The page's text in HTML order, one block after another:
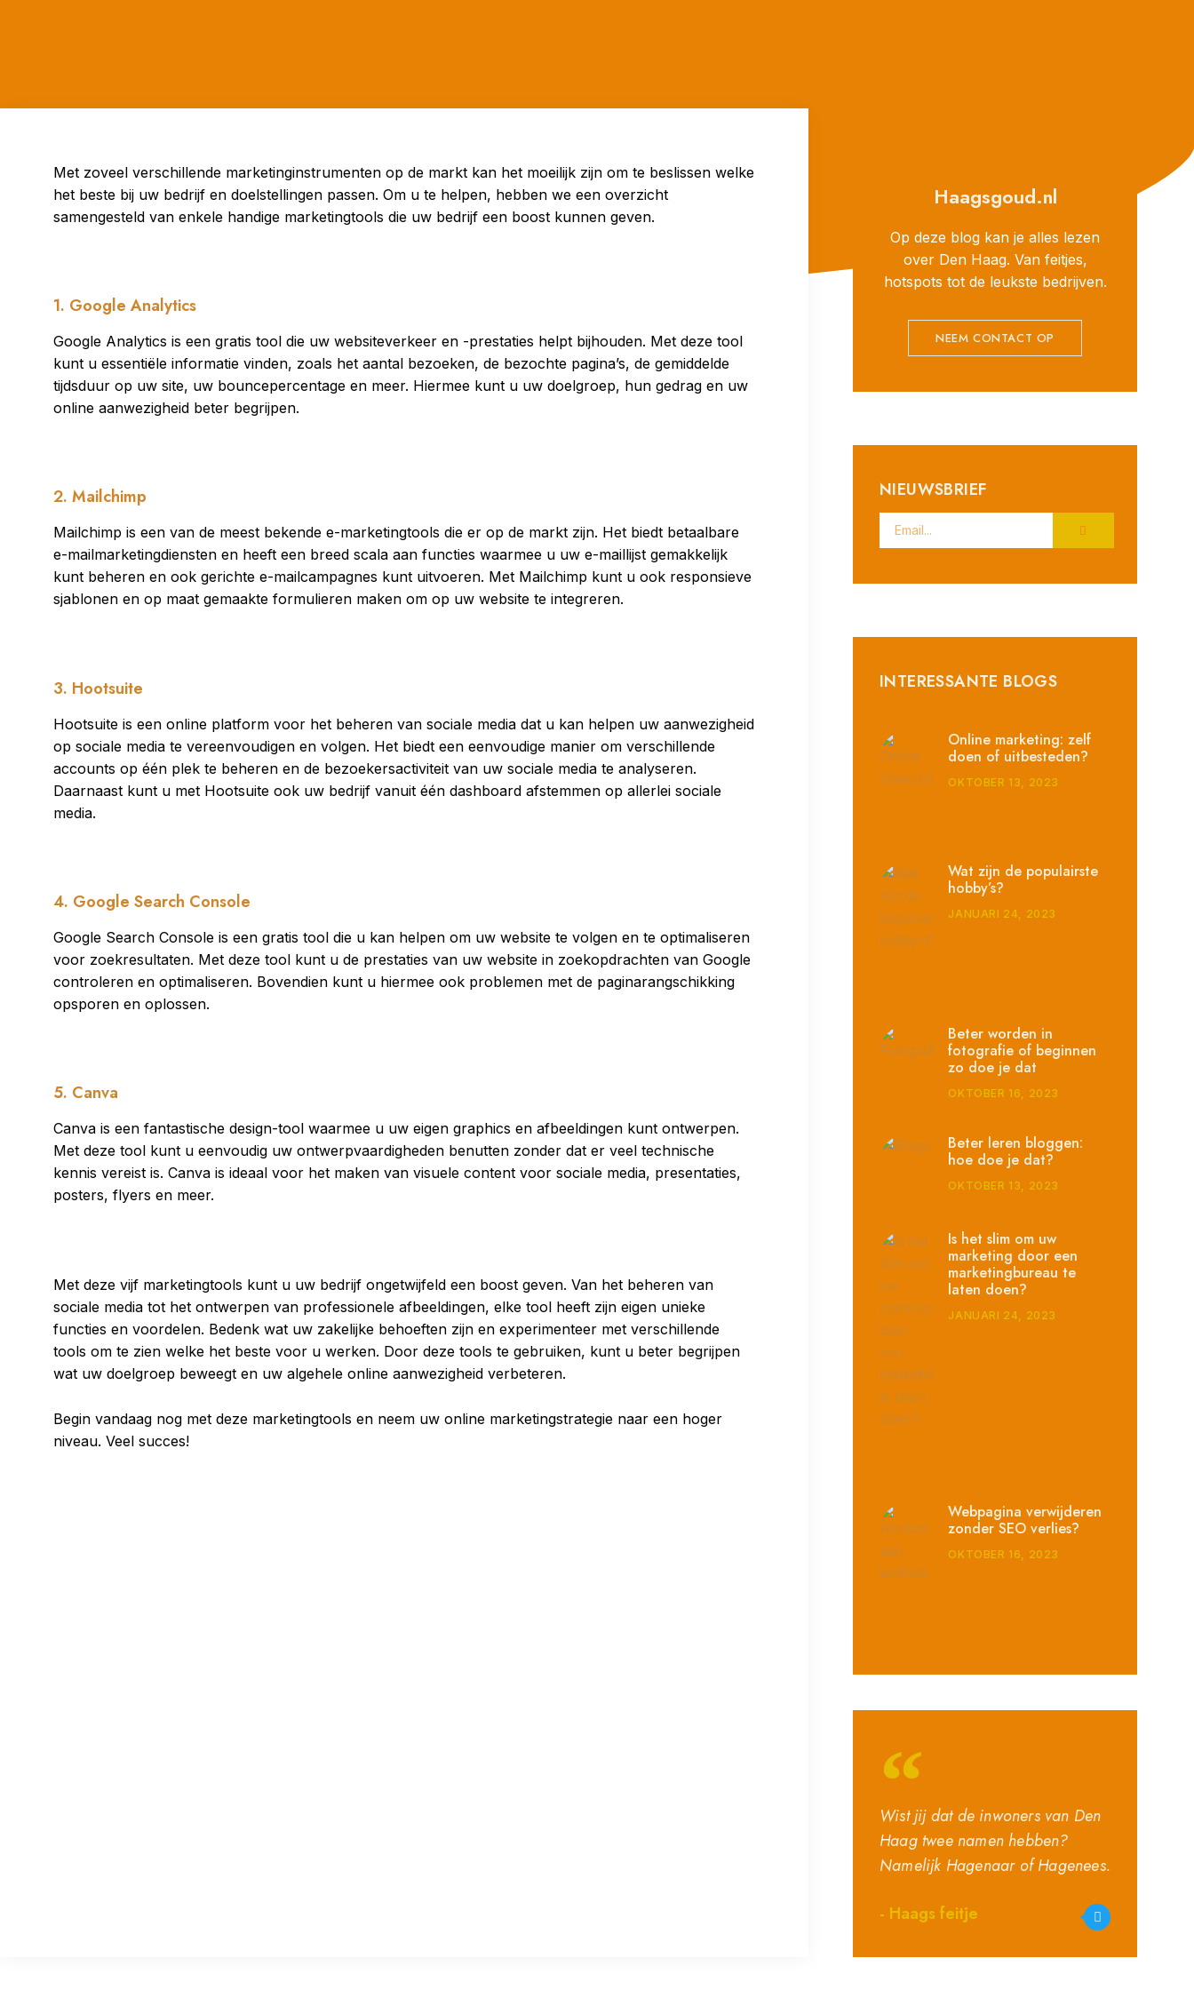
Met zoveel verschillende marketinginstrumenten op de markt kan het moeilijk zijn om te beslissen welke
het beste bij uw bedrijf en doelstellingen passen. Om u te helpen, hebben we een overzicht
samengesteld van enkele handige marketingtools die uw bedrijf een boost kunnen geven.
1. Google Analytics
Google Analytics is een gratis tool die uw websiteverkeer en -prestaties helpt bijhouden. Met deze tool
kunt u essentiële informatie vinden, zoals het aantal bezoeken, de bezochte pagina’s, de gemiddelde
tijdsduur op uw site, uw bouncepercentage en meer. Hiermee kunt u uw doelgroep, hun gedrag en uw
online aanwezigheid beter begrijpen.
2. Mailchimp
Mailchimp is een van de meest bekende e-marketingtools die er op de markt zijn. Het biedt betaalbare
e-mailmarketingdiensten en heeft een breed scala aan functies waarmee u uw e-maillijst gemakkelijk
kunt beheren en ook gerichte e-mailcampagnes kunt uitvoeren. Met Mailchimp kunt u ook responsieve
sjablonen en op maat gemaakte formulieren maken om op uw website te integreren.
3. Hootsuite
Hootsuite is een online platform voor het beheren van sociale media dat u kan helpen uw aanwezigheid
op sociale media te vereenvoudigen en volgen. Het biedt een eenvoudige manier om verschillende
accounts op één plek te beheren en de bezoekersactiviteit van uw sociale media te analyseren.
Daarnaast kunt u met Hootsuite ook uw bedrijf vanuit één dashboard afstemmen op allerlei sociale
media.
4. Google Search Console
Google Search Console is een gratis tool die u kan helpen om uw website te volgen en te optimaliseren
voor zoekresultaten. Met deze tool kunt u de prestaties van uw website in zoekopdrachten van Google
controleren en optimaliseren. Bovendien kunt u hiermee ook problemen met de paginarangschikking
opsporen en oplossen.
5. Canva
Canva is een fantastische design-tool waarmee u uw eigen graphics en afbeeldingen kunt ontwerpen.
Met deze tool kunt u eenvoudig uw ontwerpvaardigheden benutten zonder dat er veel technische
kennis vereist is. Canva is ideaal voor het maken van visuele content voor sociale media, presentaties,
posters, flyers en meer.
Met deze vijf marketingtools kunt u uw bedrijf ongetwijfeld een boost geven. Van het beheren van
sociale media tot het ontwerpen van professionele afbeeldingen, elke tool heeft zijn eigen unieke
functies en voordelen. Bedenk wat uw zakelijke behoeften zijn en experimenteer met verschillende
tools om te zien welke het beste voor u werken. Door deze tools te gebruiken, kunt u beter begrijpen
wat uw doelgroep beweegt en uw algehele online aanwezigheid verbeteren.
Begin vandaag nog met deze marketingtools en neem uw online marketingstrategie naar een hoger
niveau. Veel succes!
Haagsgoud.nl
Op deze blog kan je alles lezen
over Den Haag. Van feitjes,
hotspots tot de leukste bedrijven.
NEEM CONTACT OP
NIEUWSBRIEF
INTERESSANTE BLOGS
Online marketing: zelf
doen of uitbesteden?
OKTOBER 13, 2023
Wat zijn de populairste
hobby’s?
JANUARI 24, 2023
Beter worden in
fotografie of beginnen
zo doe je dat
OKTOBER 16, 2023
Beter leren bloggen:
hoe doe je dat?
OKTOBER 13, 2023
Is het slim om uw
marketing door een
marketingbureau te
laten doen?
JANUARI 24, 2023
Webpagina verwijderen
zonder SEO verlies?
OKTOBER 16, 2023
Wist jij dat de inwoners van Den
Haag twee namen hebben?
Namelijk Hagenaar of Hagenees.
- Haags feitje